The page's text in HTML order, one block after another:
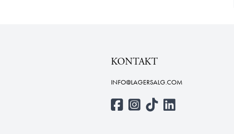
KONTAKT
INFO@LAGERSALG.COM